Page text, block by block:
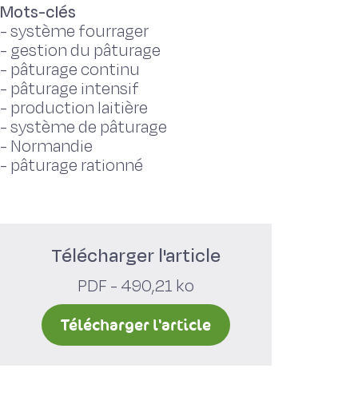
Mots-clés
-système fourrager
- gestion du pâturage
- pâturage continu
- pâturage intensif
- production laitière
-système de pâturage
- Normandie
- pâturage rationné
Télécharger l'article
PDF - 490,21 ko
Télécharger l'article